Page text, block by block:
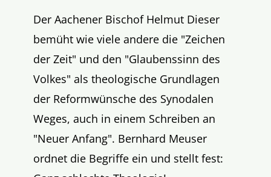
Der Aachener Bischof Helmut Dieser
bemüht wie viele andere die "Zeichen
der Zeit" und den "Glaubenssinn des
Volkes" als theologische Grundlagen
der Reformwünsche des Synodalen
Weges, auch in einem Schreiben an
"Neuer Anfang". Bernhard Meuser
ordnet die Begriffe ein und stellt fest: